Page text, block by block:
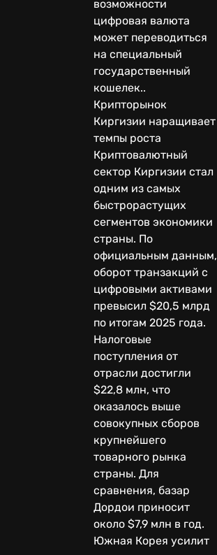
возможности
цифровая валюта
может переводиться
на специальный
государственный
кошелек..
Крипторынок
Киргизии наращивает
темпы роста
Криптовалютный
сектор Киргизии стал
одним из самых
быстрорастущих
сегментов экономики
страны. По
официальным данным,
оборот транзакций с
цифровыми активами
превысил $20,5 млрд
по итогам 2025 года.
Налоговые
поступления от
отрасли достигли
$22,8 млн, что
оказалось выше
совокупных сборов
крупнейшего
товарного рынка
страны. Для
сравнения, базар
Дордои приносит
около $7,9 млн в год.
Южная Корея усилит